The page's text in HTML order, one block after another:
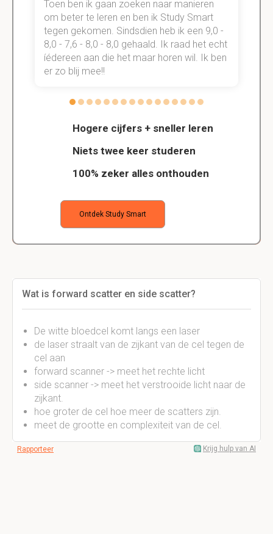
Hogere cijfers + sneller leren
Niets twee keer studeren
100% zeker alles onthouden
Ontdek Study Smart
Toen ben ik gaan zoeken naar manieren
om beter te leren en ben ik Study Smart
tegen gekomen. Sindsdien heb ik een 9,0 -
8,0 - 7,6 - 8,0 - 8,0 gehaald. Ik raad het echt
íédereen aan die het maar horen wil. Ik ben
er zo blij mee!!
Wat is forward scatter en side scatter?
De witte bloedcel komt langs een laser
de laser straalt van de zijkant van de cel tegen de
cel aan
forward scanner -> meet het rechte licht
side scanner -> meet het verstrooide licht naar de
zijkant.
hoe groter de cel hoe meer de scatters zijn.
meet de grootte en complexiteit van de cel.
Rapporteer Krijg hulp van AI